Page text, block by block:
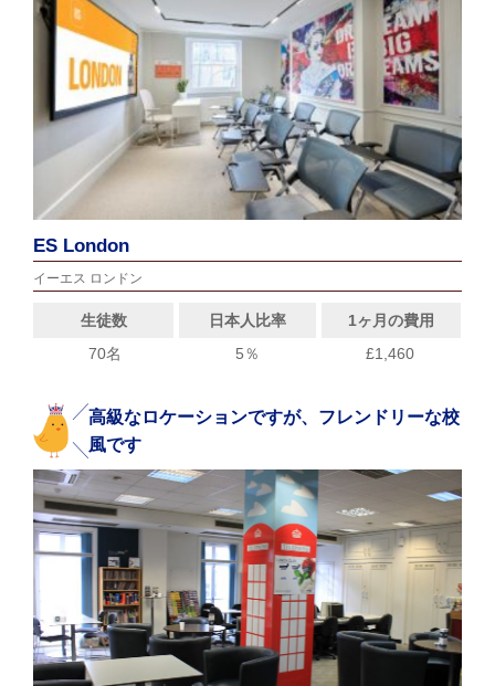
ES London
イーエス ロンドン
生徒数 日本人比率
1ヶ月の費用
70名
5％ £1,460
高級なロケーションですが、フレンドリーな校
風です